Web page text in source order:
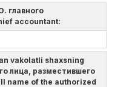
главного
accountant:
vakolatli shaxsning
лица, разместившего
name of the authorized